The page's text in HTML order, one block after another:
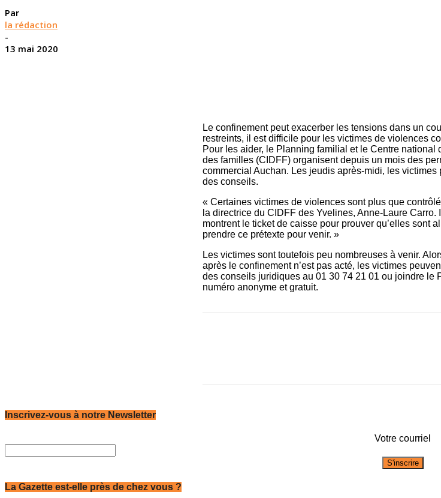
Par
la rédaction
-
13 mai 2020
Le confinement peut exacerber les tensions dans un
restreints, il est difficile pour les victimes de violences
Pour les aider, le Planning familial et le Centre national
des familles (CIDFF) organisent depuis un mois des
commercial Auchan. Les jeudis après-midi, les
des conseils.
« Certaines victimes de violences sont plus que
la directrice du CIDFF des Yvelines, Anne-Laure Carro.
montrent le ticket de caisse pour prouver qu’elles sont
prendre ce prétexte pour venir. »
Les victimes sont toutefois peu nombreuses à venir.
après le confinement n’est pas acté, les victimes
des conseils juridiques au 01 30 74 21 01 ou joindre le
numéro anonyme et gratuit.
Inscrivez-vous à notre Newsletter
Votre courriel
La Gazette est-elle près de chez vous ?